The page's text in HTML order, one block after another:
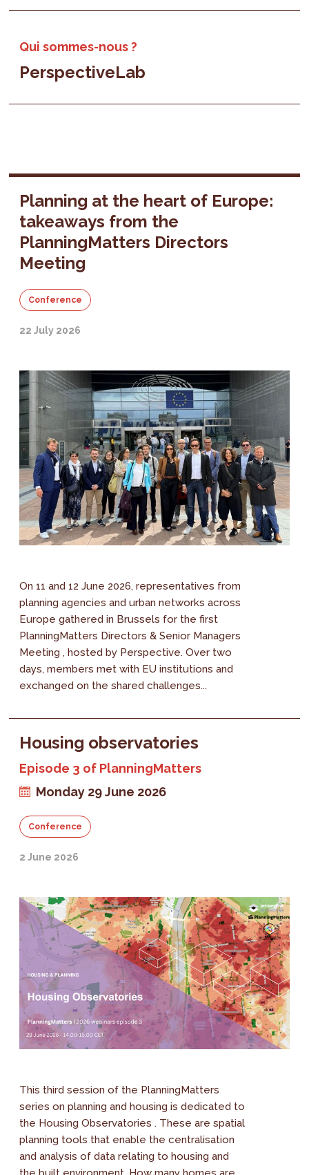
Qui sommes-nous ?
PerspectiveLab
Planning at the heart of Europe:
takeaways from the
PlanningMatters Directors
Meeting
Conference
22 July 2026
On 11 and 12 June 2026, representatives from
planning agencies and urban networks across
Europe gathered in Brussels for the first
PlanningMatters Directors & Senior Managers
Meeting , hosted by Perspective. Over two
days, members met with EU institutions and
exchanged on the shared challenges...
Housing observatories
Episode 3 of PlanningMatters
Monday 29 June 2026
Conference
2 June 2026
This third session of the PlanningMatters
series on planning and housing is dedicated to
the Housing Observatories . These are spatial
planning tools that enable the centralisation
and analysis of data relating to housing and